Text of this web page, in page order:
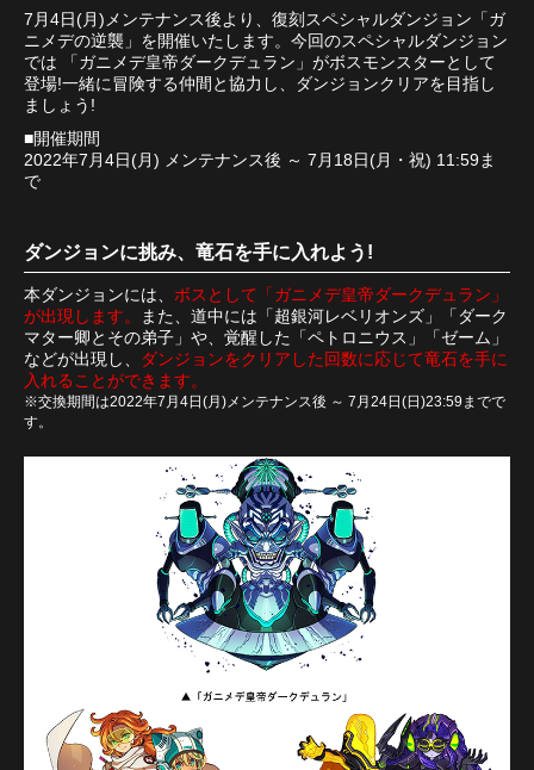
7月4日(月)メンテナンス後より、復刻スペシャルダンジョン「ガ
ニメデの逆襲」を開催いたします。今回のスペシャルダンジョン
では 「ガニメデ皇帝ダークデュラン」がボスモンスターとして
登場!一緒に冒険する仲間と協力し、ダンジョンクリアを目指し
ましょう!
■開催期間
2022年7月4日(月) メンテナンス後 ～ 7月18日(月・祝) 11:59ま
で
ダンジョンに挑み、竜石を手に入れよう!
本ダンジョンには、 ボスとして「ガニメデ皇帝ダークデュラン」
が出現します。
また、道中には「超銀河レベリオンズ」「ダーク
マター卿とその弟子」や、覚醒した「ペトロニウス」「ゼーム」
などが出現し、
ダンジョンをクリアした回数に応じて竜石を手に
入れることができます。
※交換期間は2022年7月4日(月)メンテナンス後 ～ 7月24日(日)23:59までで
す。